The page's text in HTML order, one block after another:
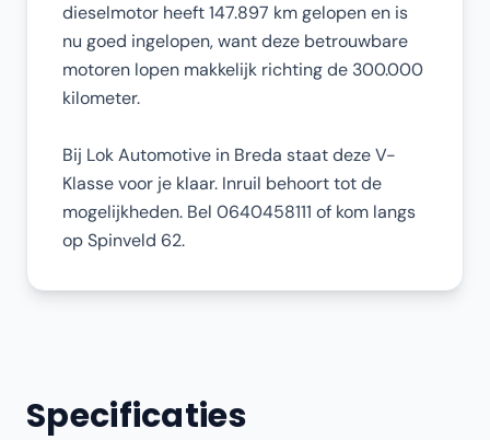
dieselmotor heeft 147.897 km gelopen en is
nu goed ingelopen, want deze betrouwbare
motoren lopen makkelijk richting de 300.000
kilometer.
Bij Lok Automotive in Breda staat deze V-
Klasse voor je klaar. Inruil behoort tot de
mogelijkheden. Bel 0640458111 of kom langs
op Spinveld 62.
Specificaties